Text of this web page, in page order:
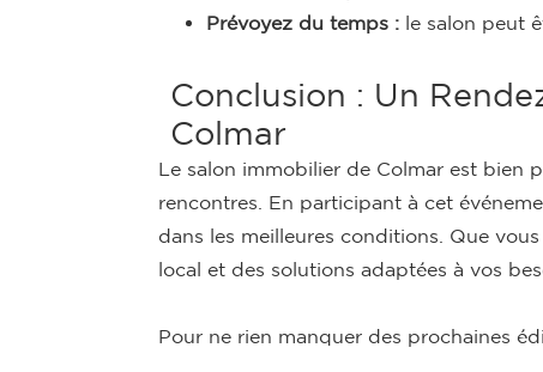
Prévoyez du temps : le salon peut
Conclusion : Un
Colmar
Le salon immobilier de Colmar est bien
rencontres. En participant à cet
dans les meilleures conditions. Que
local et des solutions adaptées à vos
Pour ne rien manquer des prochaines